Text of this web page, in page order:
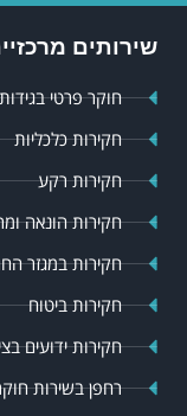
שירותים
חוקר פרטי בגידות
חקירות כלכליות
חקירות רקע
חקירות הונאה
חקירות במגזר
חקירות ביטוח
חקירות ידועים
רחפן בשירות